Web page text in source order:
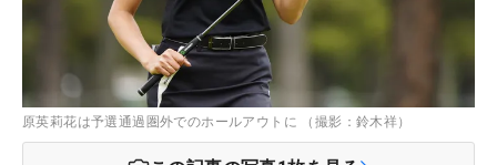
原英莉花は予選通過圏外でのホールアウトに （撮影：鈴木祥）